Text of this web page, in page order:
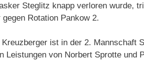
Steglitz knapp verloren wurde,
Rotation Pankow 2.
ist in der 2. Mannschaft
Leistungen von Norbert Sprotte und